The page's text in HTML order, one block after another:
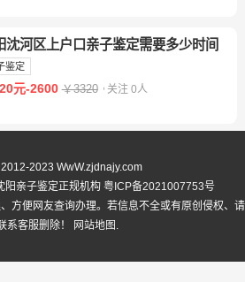
沈河区上户口亲子鉴定需要多少时间
鉴定
元-2600 ￥3320 关注 0人
2023 WwW.zjdnajy.com
阳亲子鉴定正规机构 粤ICP备2021007753号
方便网友查询办理。若信息不全或有原创侵权、请
系客服删除！
网站地图 .